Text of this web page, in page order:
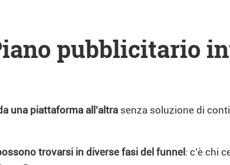
pubblicitario
una piattaforma all’altra senza soluzione di
trovarsi in diverse fasi del funnel: c’è chi